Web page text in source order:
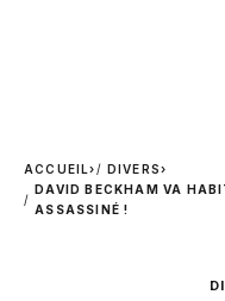
ACCUEIL› DIVERS›
DAVID BECKHAM VA
ASSASSINÉ !